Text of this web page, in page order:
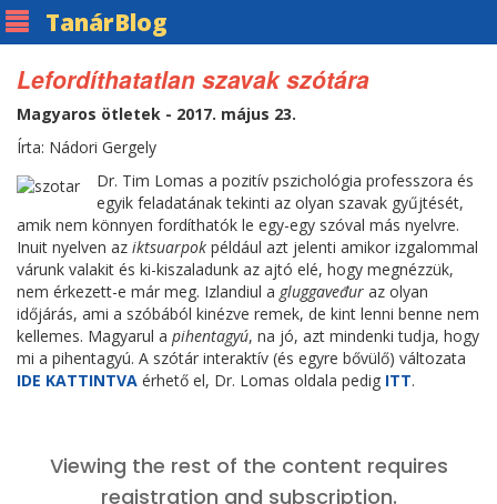
TanárBlog
Lefordíthatatlan szavak szótára
Magyaros ötletek - 2017. május 23.
Írta: Nádori Gergely
Dr. Tim Lomas a pozitív pszichológia professzora és
egyik feladatának tekinti az olyan szavak gyűjtését,
amik nem könnyen fordíthatók le egy-egy szóval más nyelvre.
Inuit nyelven az iktsuarpok például azt jelenti amikor izgalommal
várunk valakit és ki-kiszaladunk az ajtó elé, hogy megnézzük,
nem érkezett-e már meg. Izlandiul a gluggaveđur az olyan
időjárás, ami a szóbából kinézve remek, de kint lenni benne nem
kellemes. Magyarul a pihentagyú, na jó, azt mindenki tudja, hogy
mi a pihentagyú. A szótár interaktív (és egyre bővülő) változata
IDE KATTINTVA érhető el, Dr. Lomas oldala pedig ITT.